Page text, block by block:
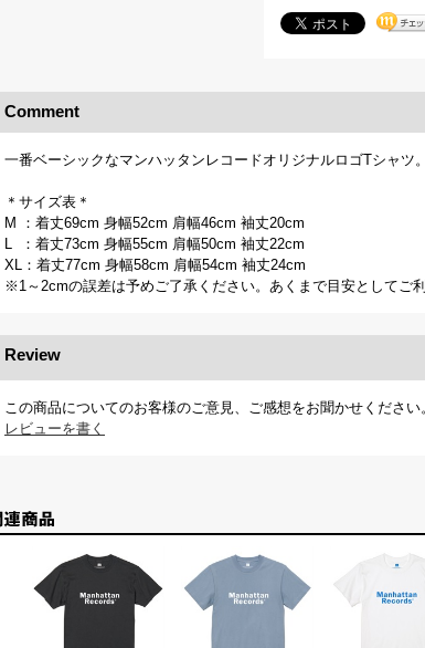
Comment
一番ベーシックなマンハッタンレコードオリジナルロゴTシャツ
＊サイズ表＊
M ：着丈69cm 身幅52cm 肩幅46cm 袖丈20cm
L ：着丈73cm 身幅55cm 肩幅50cm 袖丈22cm
XL：着丈77cm 身幅58cm 肩幅54cm 袖丈24cm
※1～2cmの誤差は予めご了承ください。あくまで目安としてご利
Review
この商品についてのお客様のご意見、ご感想をお聞かせください
レビューを書く